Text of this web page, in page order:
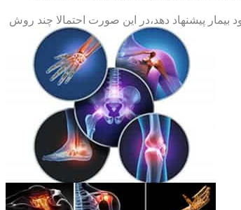
پیشنهاد دهد،در این صورت احتمالا چند روش